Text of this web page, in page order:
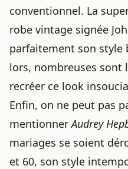
conventionnel. La
robe vintage signée
parfaitement son style
lors, nombreuses sont
recréer ce look
Enfin, on ne peut pas
mentionnerAudrey
mariages se soient
et 60, son style